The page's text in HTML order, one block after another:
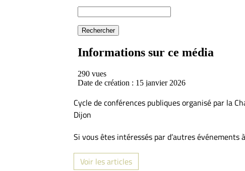
Cycle de conférences publiques organisé par la
Dijon
Si vous êtes intéressés par d’autres événements
Voir les articles